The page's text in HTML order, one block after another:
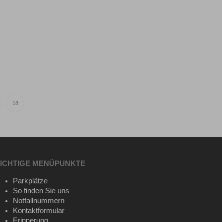
18
MENÜPUNKTE
Parkplätze
So finden Sie uns
Notfallnummern
Kontaktformular